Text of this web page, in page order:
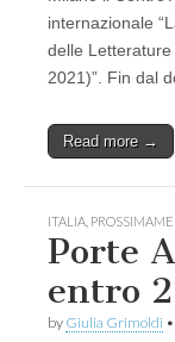
internazionale
delle Letterature
2021)”. Fin dal
Read more →
ITALIA
Porte
entro
by Giulia Grimoldi •